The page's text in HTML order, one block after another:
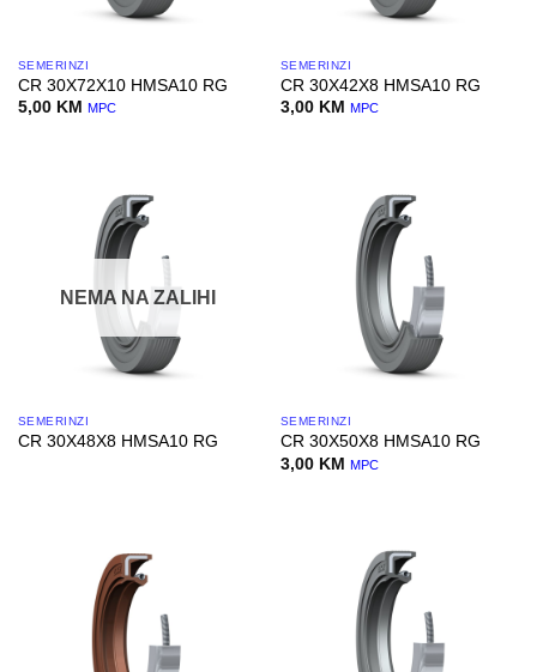
SEMERINZI
CR 30X72X10 HMSA10 RG
5,00 KM MPC
SEMERINZI
CR 30X42X8 HMSA10 RG
3,00 KM MPC
NEMA NA ZALIHI
SEMERINZI
CR 30X48X8 HMSA10 RG
SEMERINZI
CR 30X50X8 HMSA10 RG
3,00 KM MPC